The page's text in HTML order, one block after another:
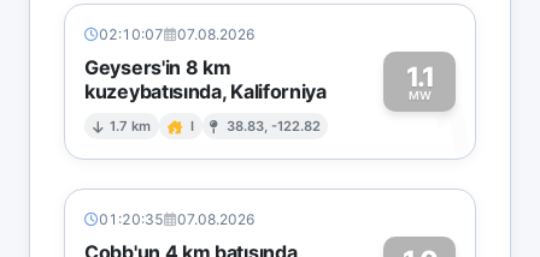
02:10:07 07.08.2026
Geysers'in 8 km
kuzeybatısında, Kaliforniya
1.7 km I 38.83, -122.82
1.1
MW1
01:20:35 07.08.2026
Cobb'un 4 km batısında,